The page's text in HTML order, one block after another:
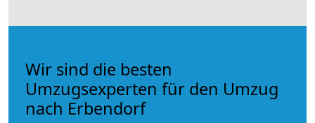
Wir sind die besten
Umzugsexperten für den Umzug
nach Erbendorf